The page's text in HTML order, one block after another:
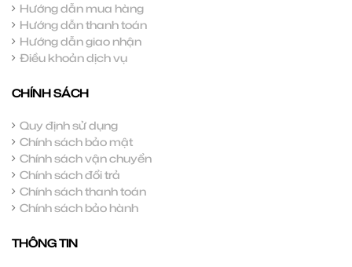
Hướng dẫn mua hàng
Hướng dẫn thanh toán
Hướng dẫn giao nhận
Điều khoản dịch vụ
CHÍNH SÁCH
Quy định sử dụng
Chính sách bảo mật
Chính sách vận chuyển
Chính sách đổi trả
Chính sách thanh toán
Chính sách bảo hành
THÔNG TIN